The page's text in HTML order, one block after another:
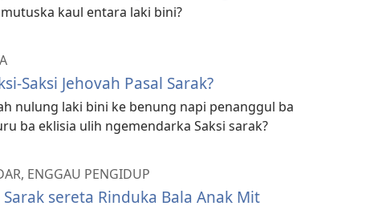
kaul entara laki bini?
Saksi Jehovah Pasal Sarak?
nulung laki bini ke benung napi penanggul ba
ba eklisia ulih ngemendarka Saksi sarak?
ENGGAU PENGIDUP
sereta Rinduka Bala Anak Mit